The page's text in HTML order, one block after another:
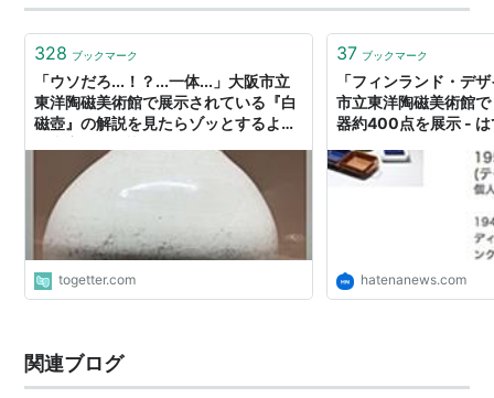
た。 そう。ぼくは自分の機嫌を取る天才なのである…
328 ブックマーク
「ウソだろ...！？...一体...」大阪市立
東洋陶磁美術館で展示されている『白
磁壺』の解説を見たらゾッとするよう
間ってこんなことできるんだ」
togetter.com
37 ブックマーク
「フィンランド・デ
市立東洋陶磁美術館
器約400点を展示 - は
hatenanews.com
関連ブログ